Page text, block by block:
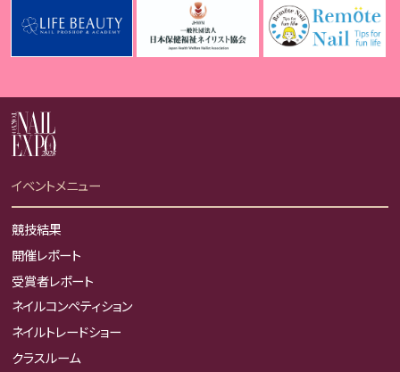
イベントメニュー
競技結果
開催レポート
受賞者レポート
ネイルコンペティション
ネイルトレードショー
クラスルーム